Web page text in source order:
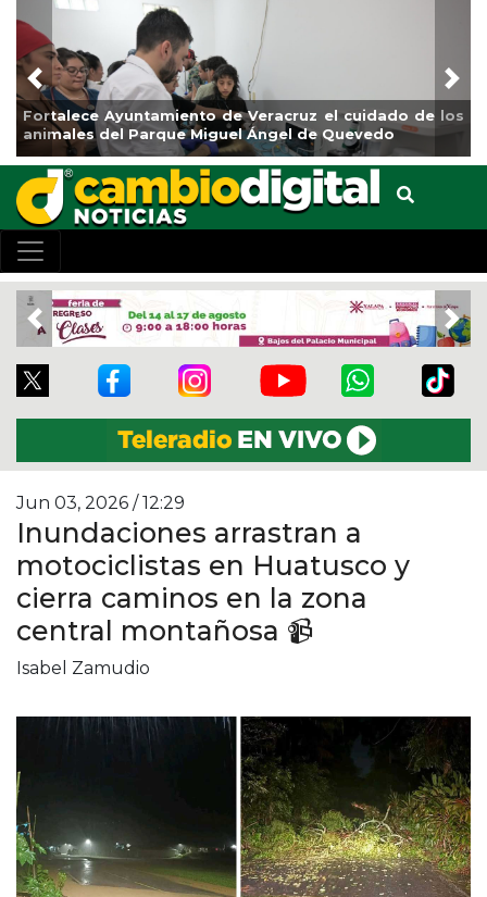
de los
La ciudad de Veracruz se suma a la Jornada
de Reforestación 2026
Previous
Previous
Jun 03, 2026 / 12:29
Inundaciones arrastran a
motociclistas en Huatusco y
cierra caminos en la zona
central montañosa 📹
Isabel Zamudio